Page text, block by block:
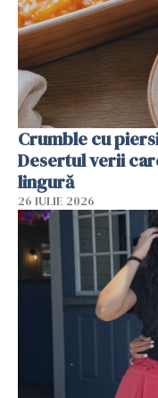
Crumble cu
Desertul verii
lingură
26 IULIE 2026